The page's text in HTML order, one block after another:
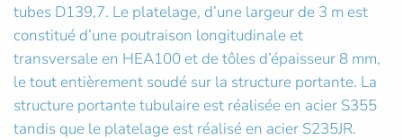
tubes D139,7. Le platelage, d’une largeur de 3 m est
constitué d’une poutraison longitudinale et
transversale en HEA100 et de tôles d’épaisseur 8 mm,
le tout entièrement soudé sur la structure portante. La
structure portante tubulaire est réalisée en acier S355
tandis que le platelage est réalisé en acier S235JR.